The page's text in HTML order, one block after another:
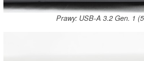
Prawy: USB-A 3.2 Gen. 1